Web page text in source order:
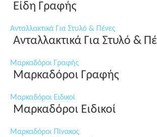
Είδη Γραφής
Ανταλλακτικά Για Στυλό & Πένες
Ανταλλακτικά Για Στυλό &
Μαρκαδόροι Γραφής
Μαρκαδόροι Γραφής
Μαρκαδόροι Ειδικοί
Μαρκαδόροι Ειδικοί
Μαρκαδόροι Πίνακος